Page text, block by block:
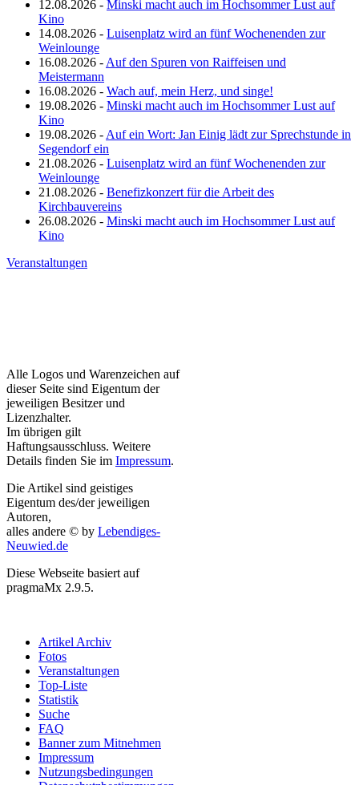
12.08.2026 - Minski macht auch im Hochsommer Lust auf
Kino
14.08.2026 - Luisenplatz wird an fünf Wochenenden zur
Weinlounge
16.08.2026 - Auf den Spuren von Raiffeisen und
Meistermann
16.08.2026 - Wach auf, mein Herz, und singe!
19.08.2026 - Minski macht auch im Hochsommer Lust auf
Kino
19.08.2026 - Auf ein Wort: Jan Einig lädt zur Sprechstunde in
Segendorf ein
21.08.2026 - Luisenplatz wird an fünf Wochenenden zur
Weinlounge
21.08.2026 - Benefizkonzert für die Arbeit des
Kirchbauvereins
26.08.2026 - Minski macht auch im Hochsommer Lust auf
Kino
Veranstaltungen
Alle Logos und Warenzeichen auf
dieser Seite sind Eigentum der
jeweiligen Besitzer und
Lizenzhalter.
Im übrigen gilt
Haftungsausschluss. Weitere
Details finden Sie im Impressum.
Die Artikel sind geistiges
Eigentum des/der jeweiligen
Autoren,
alles andere © by Lebendiges-
Neuwied.de
Diese Webseite basiert auf
pragmaMx 2.9.5.
Artikel Archiv
Fotos
Veranstaltungen
Top-Liste
Statistik
Suche
FAQ
Banner zum Mitnehmen
Impressum
Nutzungsbedingungen